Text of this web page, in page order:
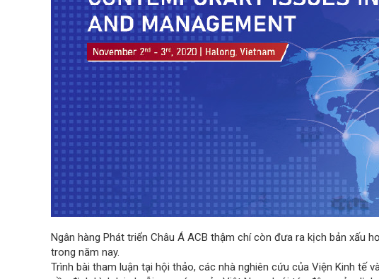
Ngân hàng Phát triển Châu Á ACB thậm chí còn đưa ra kịch bản xấu
trong năm nay.
Trình bài tham luận tại hội thảo, các nhà nghiên cứu của Viện Kinh tế